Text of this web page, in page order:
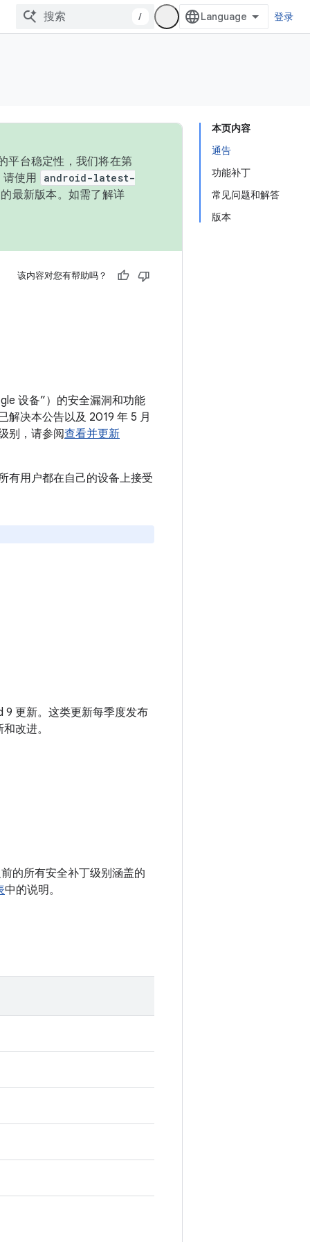
/ 登录
本页内容
通告
功能补丁
常见问题和解答
版本
平台稳定性，我们将在第
使用
android-latest-
最新版本。如需了解详
该内容对您有帮助吗？
设备”）的安全漏洞和功能
决本公告以及 2019 年 5 月
别，请参阅查看并更新
有用户都在自己的设备上接受
9 更新。这类更新每季度发布
改进。
的所有安全补丁级别涵盖的
中的说明。